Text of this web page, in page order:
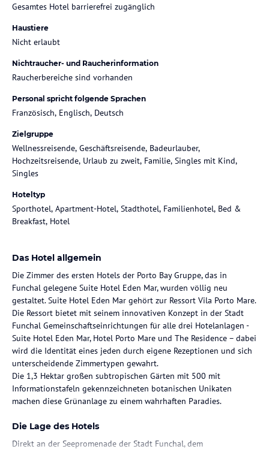
Gesamtes Hotel barrierefrei zugänglich
Haustiere
Nicht erlaubt
Nichtraucher- und Raucherinformation
Raucherbereiche sind vorhanden
Personal spricht folgende Sprachen
Französisch, Englisch, Deutsch
Zielgruppe
Wellnessreisende, Geschäftsreisende, Badeurlauber,
Hochzeitsreisende, Urlaub zu zweit, Familie, Singles mit Kind,
Singles
Hoteltyp
Sporthotel, Apartment-Hotel, Stadthotel, Familienhotel, Bed &
Breakfast, Hotel
Das Hotel allgemein
Die Zimmer des ersten Hotels der Porto Bay Gruppe, das in
Funchal gelegene Suite Hotel Eden Mar, wurden völlig neu
gestaltet. Suite Hotel Eden Mar gehört zur Ressort Vila Porto Mare.
Die Ressort bietet mit seinem innovativen Konzept in der Stadt
Funchal Gemeinschaftseinrichtungen für alle drei Hotelanlagen -
Suite Hotel Eden Mar, Hotel Porto Mare und The Residence – dabei
wird die Identität eines jeden durch eigene Rezeptionen und sich
unterscheidende Zimmertypen gewahrt.
Die 1,3 Hektar großen subtropischen Gärten mit 500 mit
Informationstafeln gekennzeichneten botanischen Unikaten
machen diese Grünanlage zu einem wahrhaften Paradies.
Die Lage des Hotels
Direkt an der Seepromenade der Stadt Funchal, dem